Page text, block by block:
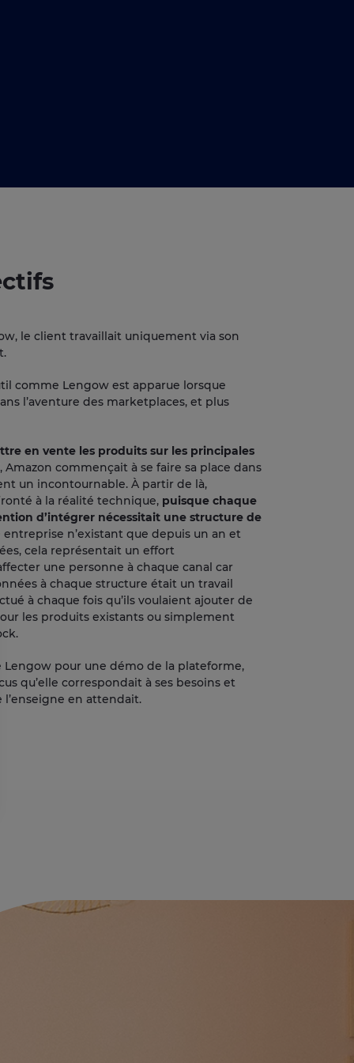
le client travaillait uniquement via son
comme Lengow est apparue lorsque
l’aventure des marketplaces, et plus
en vente les produits sur les principales
Amazon commençait à se faire sa place dans
un incontournable. À partir de là,
à la réalité technique, puisque chaque
d’intégrer nécessitait une structure de
entreprise n’existant que depuis un an et
cela représentait un effort
une personne à chaque canal car
à chaque structure était un travail
à chaque fois qu’ils voulaient ajouter de
les produits existants ou simplement
Lengow pour une démo de la plateforme,
qu’elle correspondait à ses besoins et
en attendait.